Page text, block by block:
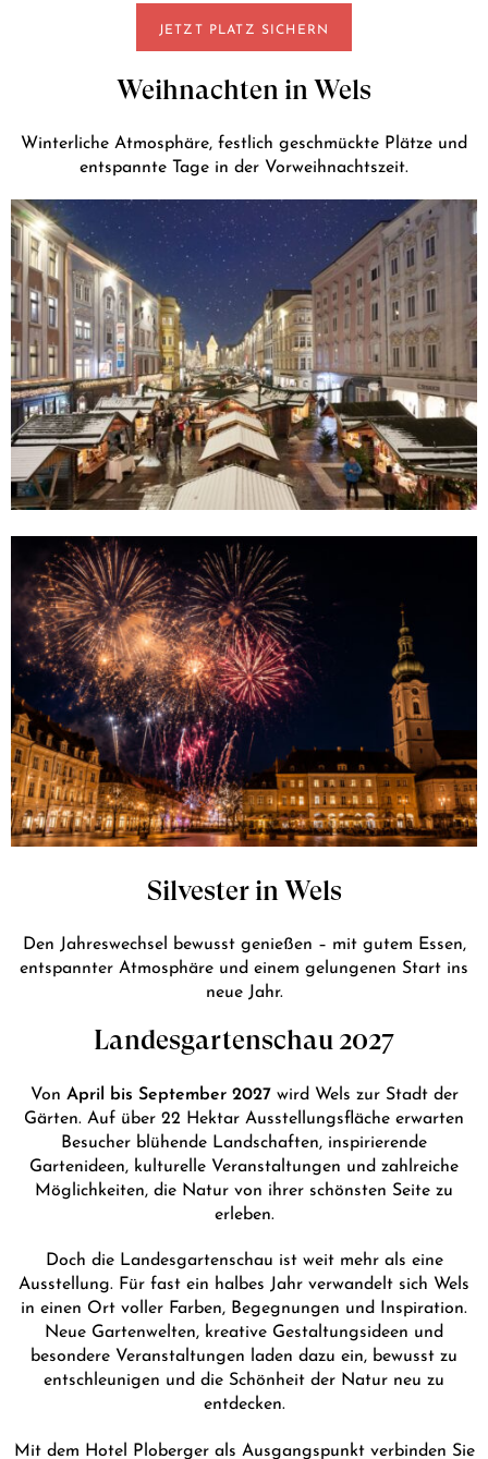
JETZT PLATZ SICHERN
Weihnachten in Wels
Winterliche Atmosphäre, festlich geschmückte Plätze und
entspannte Tage in der Vorweihnachtszeit.
Silvester in Wels
Den Jahreswechsel bewusst genießen – mit gutem Essen,
entspannter Atmosphäre und einem gelungenen Start ins
neue Jahr.
Landesgartenschau 2027
Von April bis September 2027wird Wels zur Stadt der
Gärten. Auf über 22 Hektar Ausstellungsfläche erwarten
Besucher blühende Landschaften, inspirierende
Gartenideen, kulturelle Veranstaltungen und zahlreiche
Möglichkeiten, die Natur von ihrer schönsten Seite zu
erleben.
Doch die Landesgartenschau ist weit mehr als eine
Ausstellung. Für fast ein halbes Jahr verwandelt sich Wels
in einen Ort voller Farben, Begegnungen und Inspiration.
Neue Gartenwelten, kreative Gestaltungsideen und
besondere Veranstaltungen laden dazu ein, bewusst zu
entschleunigen und die Schönheit der Natur neu zu
entdecken.
Mit dem Hotel Ploberger als Ausgangspunkt verbinden Sie